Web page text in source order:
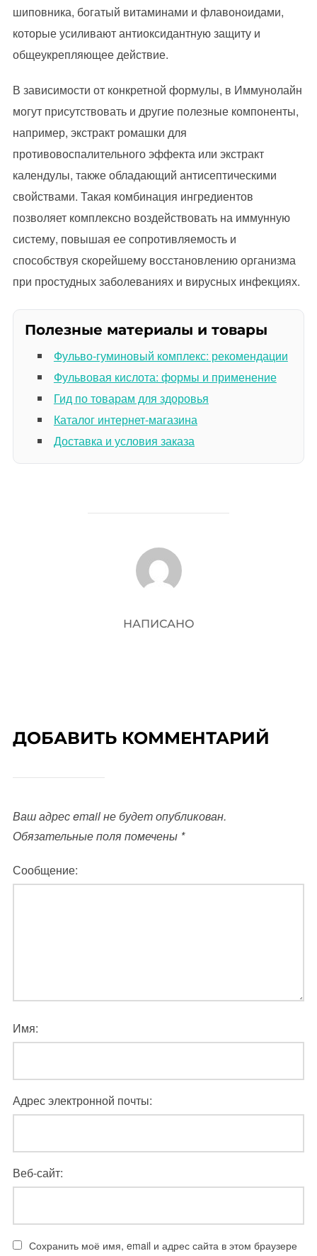
шиповника, богатый витаминами и флавоноидами,
которые усиливают антиоксидантную защиту и
общеукрепляющее действие.
В зависимости от конкретной формулы, в Иммунолайн
могут присутствовать и другие полезные компоненты,
например, экстракт ромашки для
противовоспалительного эффекта или экстракт
календулы, также обладающий антисептическими
свойствами. Такая комбинация ингредиентов
позволяет комплексно воздействовать на иммунную
систему, повышая ее сопротивляемость и
способствуя скорейшему восстановлению организма
при простудных заболеваниях и вирусных инфекциях.
Полезные материалы и товары
Фульво-гуминовый комплекс: рекомендации
Фульвовая кислота: формы и применение
Гид по товарам для здоровья
Каталог интернет-магазина
Доставка и условия заказа
АВТОР ЗАПИСИ
НАПИСАНО
ДОБАВИТЬ КОММЕНТАРИЙ
Ваш адрес email не будет опубликован.
Обязательные поля помечены *
Сообщение:
Имя:
Адрес электронной почты:
Веб-сайт:
Сохранить моё имя, email и адрес сайта в этом браузере